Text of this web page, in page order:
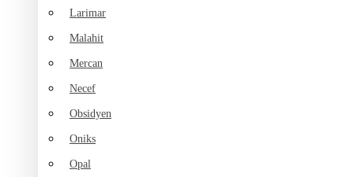
Larimar
Malahit
Mercan
Necef
Obsidyen
Oniks
Opal